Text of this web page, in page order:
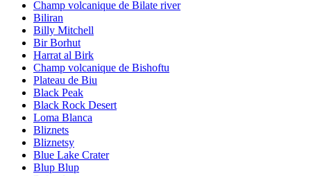
Champ volcanique de Bilate river
Biliran
Billy Mitchell
Bir Borhut
Harrat al Birk
Champ volcanique de Bishoftu
Plateau de Biu
Black Peak
Black Rock Desert
Loma Blanca
Bliznets
Bliznetsy
Blue Lake Crater
Blup Blup